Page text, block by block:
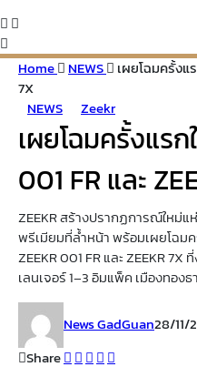
Home NEWS
เผยโฉมครั้งแ
7X
NEWS
Zeekr
เผยโฉมครั้งแรก
001 FR และ
ZEEKR สร้างปรากฏการณ์ใหม่
พรีเมียมที่ล้ำหน้า พร้อมเผยโฉม
ZEEKR 001 FR และ ZEEKR
เลนเจอร์ 1–3 อิมแพ็ค เมืองทอง
News GadGuan28/11/
Share